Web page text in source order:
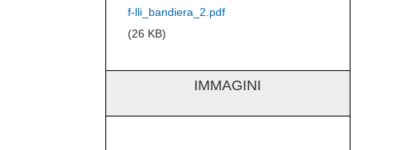
f-lli_bandiera_2.pdf
(26 KB)
IMMAGINI